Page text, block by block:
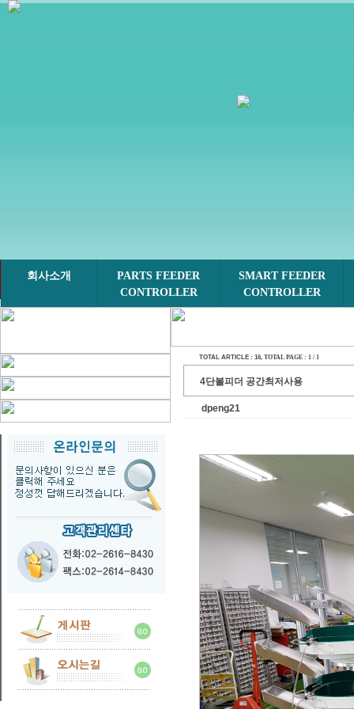
회사소개
PARTS FEEDER
CONTROLLER
SMART FEEDER
CONTROLLER
TOTAL ARTICLE : 16, TOTAL PAGE : 1 / 1
4단볼피더 공간최저사용
dpeng21